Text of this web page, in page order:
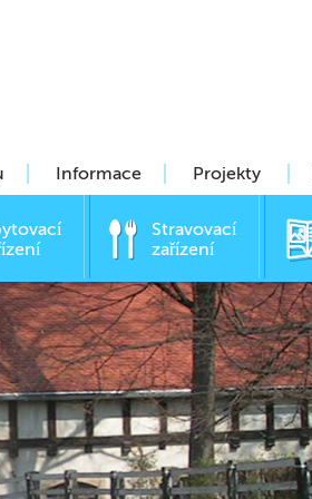
Informace Projekty
Stravovací
zařízení